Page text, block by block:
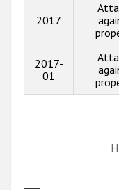
2017
2017-
01